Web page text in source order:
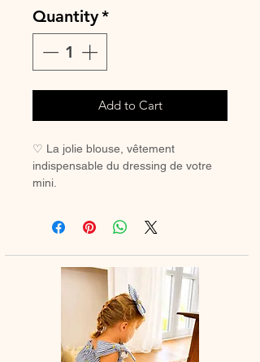
Quantity*
Add to Cart
♡ La jolie blouse, vêtement
indispensable du dressing de votre
mini.
look tout en douceur.
♡Blouse à manches courtes et en
option col élastiqué dans le même
tissu ou en broderie anglaise.
La broderie peut différer selon les
stocks.